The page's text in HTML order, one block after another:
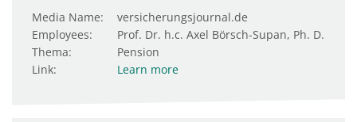
Media Name:
versicherungsjournal.de
Employees:
Prof. Dr. h.c. Axel Börsch-Supan, Ph. D.
Thema:
Pension
Link:
Learn more